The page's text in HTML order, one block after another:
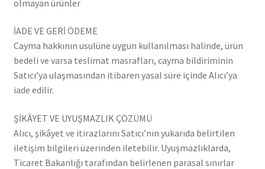
olmayan ürünler
İADE VE GERİ ÖDEME
Cayma hakkının usulüne uygun kullanılması halinde, ürün
bedeli ve varsa teslimat masrafları, cayma bildiriminin
Satıcı’ya ulaşmasından itibaren yasal süre içinde Alıcı’ya
iade edilir.
ŞİKÂYET VE UYUŞMAZLIK ÇÖZÜMÜ
Alıcı, şikâyet ve itirazlarını Satıcı’nın yukarıda belirtilen
iletişim bilgileri üzerinden iletebilir. Uyuşmazlıklarda,
Ticaret Bakanlığı tarafından belirlenen parasal sınırlar